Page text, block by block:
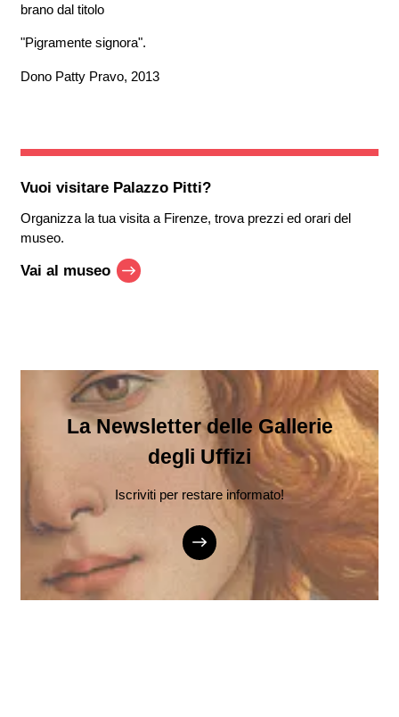
brano dal titolo
"Pigramente signora".
Dono Patty Pravo, 2013
Vuoi visitare Palazzo Pitti?
Organizza la tua visita a Firenze, trova prezzi ed orari del
museo.
Vai al museo
La Newsletter delle Gallerie
degli Uffizi
Iscriviti per restare informato!